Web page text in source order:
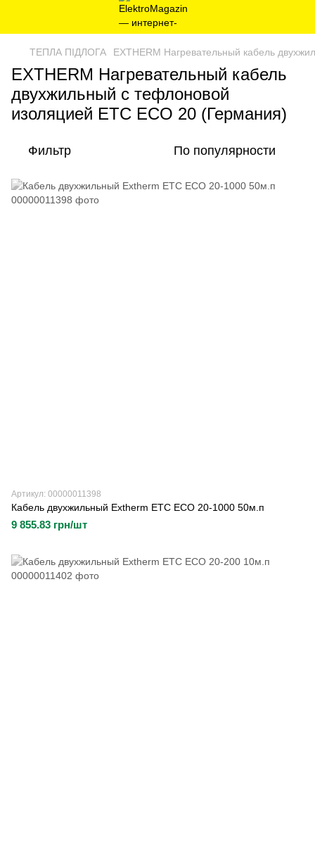
ТЕПЛА ПІДЛОГА EXTHERM Нагревательный кабель
EXTHERM Нагревательный кабель
двухжильный с тефлоновой
изоляцией ETC ECO 20 (Германия)
Фильтр По популярности
Артикул: 00000011398
Кабель двухжильный Extherm ETC ECO 20-1000 50м.п
9 855.83 грн/шт